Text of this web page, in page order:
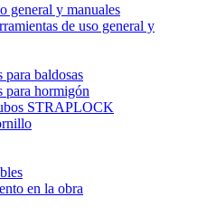
general y manuales
de uso general y
para baldosas
para hormigón
STRAPLOCK
en la obra